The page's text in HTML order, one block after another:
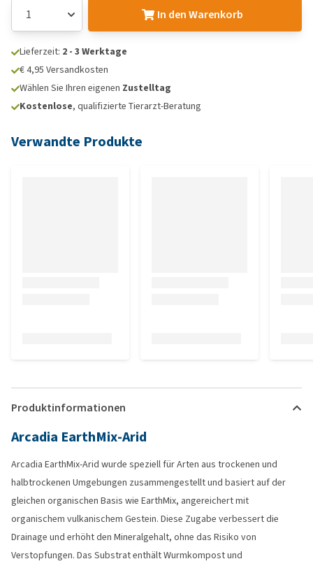
In den Warenkorb
Lieferzeit: 2 - 3 Werktage
€ 4,95 Versandkosten
Wählen Sie Ihren eigenen Zustelltag
Kostenlose, qualifizierte Tierarzt-Beratung
Verwandte Produkte
Produktinformationen
Arcadia EarthMix-Arid
Arcadia EarthMix-Arid wurde speziell für Arten aus trockenen und
halbtrockenen Umgebungen zusammengestellt und basiert auf der
gleichen organischen Basis wie EarthMix, angereichert mit
organischem vulkanischem Gestein. Diese Zugabe verbessert die
Drainage und erhöht den Mineralgehalt, ohne das Risiko von
Verstopfungen. Das Substrat enthält Wurmkompost und